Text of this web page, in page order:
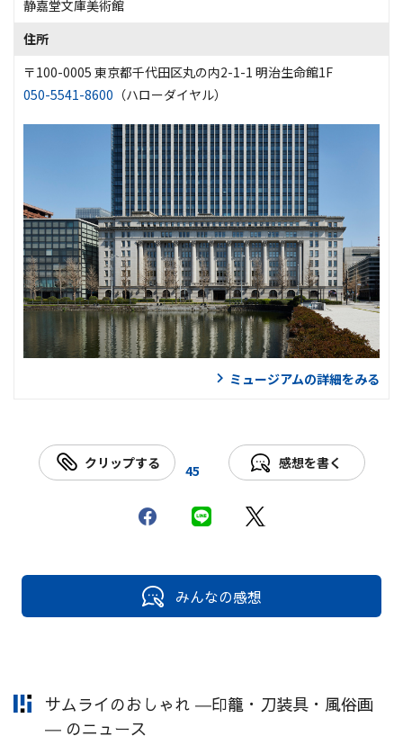
静嘉堂文庫美術館
住所
〒100-0005 東京都千代田区丸の内2-1-1 明治生命館1F
050-5541-8600 （ハローダイヤル）
ミュージアムの詳細をみる
クリップする 45 感想を書く
みんなの感想
サムライのおしゃれ ―印籠・刀装具・風俗画
― のニュース